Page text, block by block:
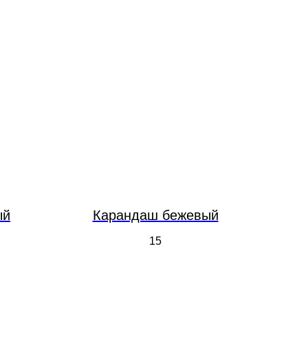
Карандаш бежевый
15